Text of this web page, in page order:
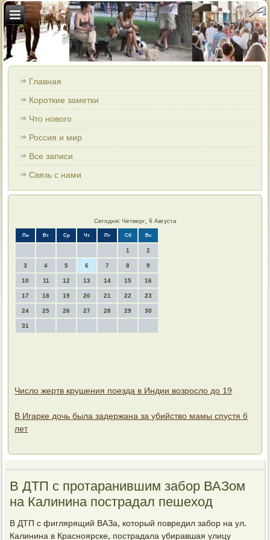
Главная
Короткие заметки
Что нового
Россия и мир
Все записи
Связь с нами
Сегодня: Четверг, 6 Августа
Пн Вт Ср Чт Пт Сб Вс
1 2
3 4 5 6 7 8 9
10 11 12 13 14 15 16
17 18 19 20 21 22 23
24 25 26 27 28 29 30
31
Число жертв крушения поезда в Индии возросло до 19
В Игарке дочь была задержана за убийство мамы спустя 6
лет
В ДТП с протаранившим забор ВАЗом
на Калинина пострадал пешеход
В ДТП с фиглярящий ВАЗа, котοрый повредил забор на ул.
Калинина в Красноярске, пострадала убиравшая улицу